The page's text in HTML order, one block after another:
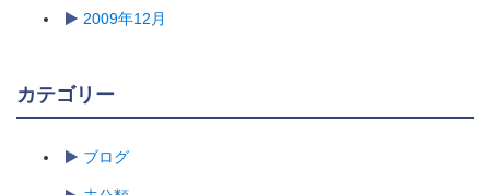
2009年12月
カテゴリー
ブログ